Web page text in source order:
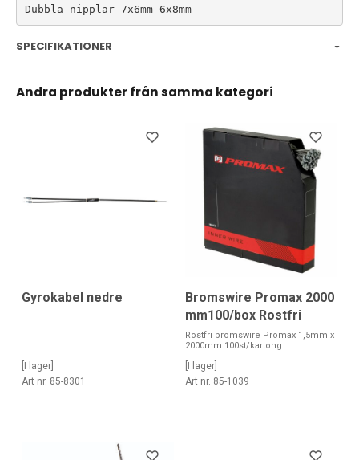
Dubbla nipplar 7x6mm 6x8mm
SPECIFIKATIONER
Andra produkter från samma kategori
Gyrokabel nedre
[I lager]
Art nr. 85-8301
Bromswire Promax 2000
mm100/box Rostfri
Rostfri bromswire Promax 1,5mm x
2000mm 100st/kartong
[I lager]
Art nr. 85-1039